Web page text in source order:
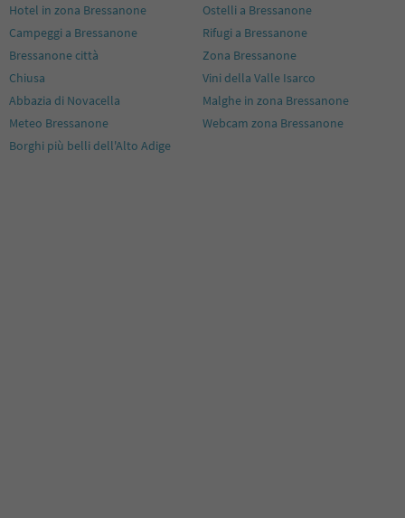
Hotel in zona Bressanone
Ostelli a Bressanone
Campeggi a Bressanone
Rifugi a Bressanone
Bressanone città
Zona Bressanone
Chiusa
Vini della Valle Isarco
Abbazia di Novacella
Malghe in zona Bressanone
Meteo Bressanone
Webcam zona Bressanone
Borghi più belli dell'Alto Adige